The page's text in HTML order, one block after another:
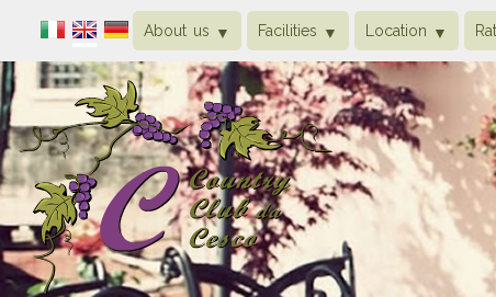
About us Facilities Location